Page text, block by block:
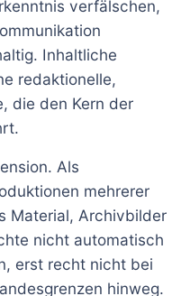
verfälschen,
Inhaltliche
redaktionelle,
die den Kern der
Als
mehrerer
Material, Archivbilder
nicht automatisch
erst recht nicht bei
hinweg.